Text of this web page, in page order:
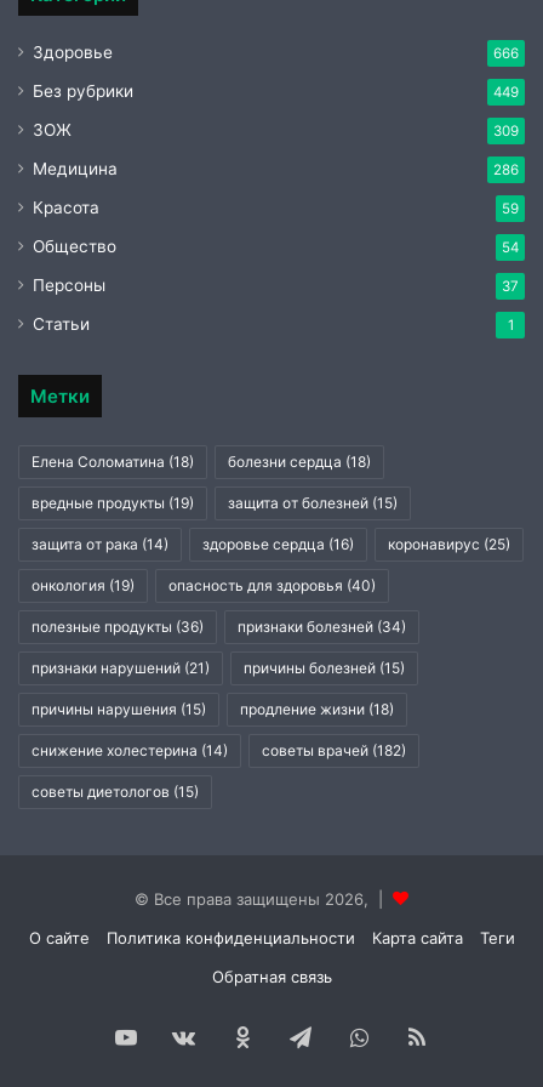
Здоровье 666
Без рубрики 449
ЗОЖ 309
Медицина 286
Красота 59
Общество 54
Персоны 37
Статьи 1
Метки
Елена Соломатина (18) болезни сердца (18)
вредные продукты (19) защита от болезней (15)
защита от рака (14) здоровье сердца (16) коронавирус (25)
онкология (19) опасность для здоровья (40)
полезные продукты (36) признаки болезней (34)
признаки нарушений (21) причины болезней (15)
причины нарушения (15) продление жизни (18)
снижение холестерина (14) советы врачей (182)
советы диетологов (15)
© Все права защищены 2026, |
О сайте
Политика конфиденциальности Карта сайта
Теги
Обратная связь
YouTubevk.comОдноклассники
TelegramWhatsApp
RSS